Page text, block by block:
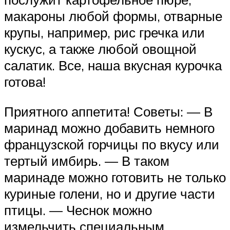
макароны любой формы, отварные
крупы, например, рис гречка или
кускус, а также любой овощной
салатик. Все, наша вкусная курочка
готова!
Приятного аппетита! Советы: — В
маринад можно добавить немного
французской горчицы по вкусу или
тертый имбирь. — В таком
маринаде можно готовить не только
куриные голени, но и другие части
птицы. — Чеснок можно
измельчить специальным